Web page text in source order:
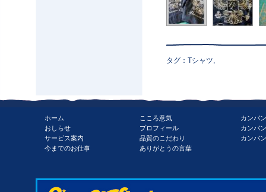
タグ：Tシャツ,
ホーム
おしらせ
サービス案内
今までのお仕事
こころ意気
プロフィール
品質のこだわり
ありがとうの言葉
カンバ
カンバ
カンバ